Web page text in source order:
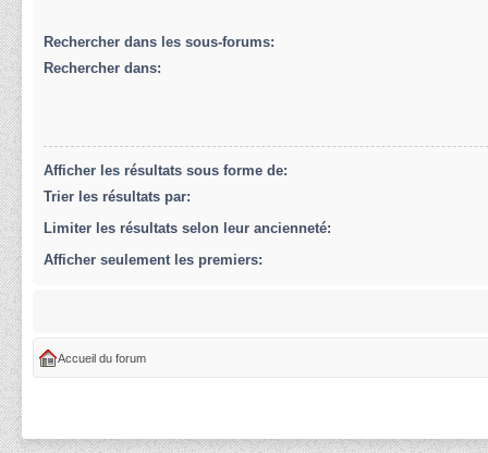
Rechercher dans les sous-forums:
Rechercher dans:
Afficher les résultats sous forme de:
Trier les résultats par:
Limiter les résultats selon leur ancienneté:
Afficher seulement les premiers:
Accueil du forum